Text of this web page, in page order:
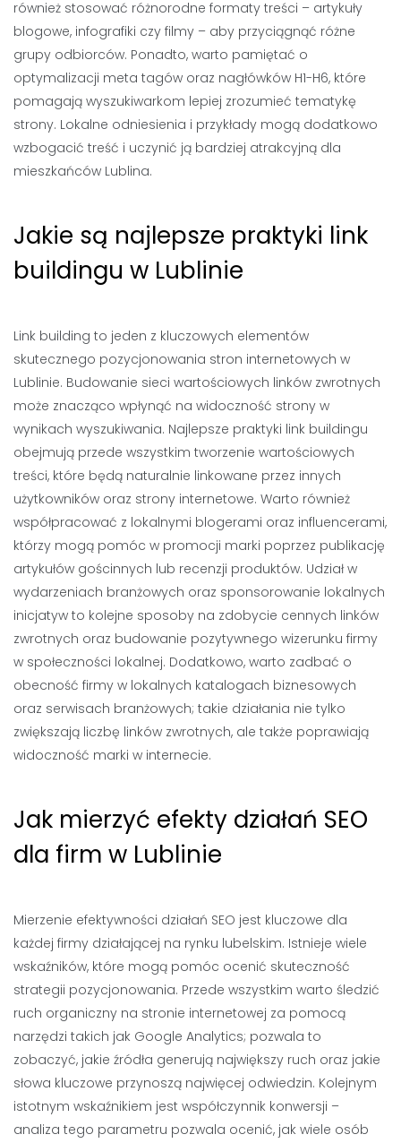
również stosować różnorodne formaty treści – artykuły
blogowe, infografiki czy filmy – aby przyciągnąć różne
grupy odbiorców. Ponadto, warto pamiętać o
optymalizacji meta tagów oraz nagłówków H1-H6, które
pomagają wyszukiwarkom lepiej zrozumieć tematykę
strony. Lokalne odniesienia i przykłady mogą dodatkowo
wzbogacić treść i uczynić ją bardziej atrakcyjną dla
mieszkańców Lublina.
Jakie są najlepsze praktyki link
buildingu w Lublinie
Link building to jeden z kluczowych elementów
skutecznego pozycjonowania stron internetowych w
Lublinie. Budowanie sieci wartościowych linków zwrotnych
może znacząco wpłynąć na widoczność strony w
wynikach wyszukiwania. Najlepsze praktyki link buildingu
obejmują przede wszystkim tworzenie wartościowych
treści, które będą naturalnie linkowane przez innych
użytkowników oraz strony internetowe. Warto również
współpracować z lokalnymi blogerami oraz influencerami,
którzy mogą pomóc w promocji marki poprzez publikację
artykułów gościnnych lub recenzji produktów. Udział w
wydarzeniach branżowych oraz sponsorowanie lokalnych
inicjatyw to kolejne sposoby na zdobycie cennych linków
zwrotnych oraz budowanie pozytywnego wizerunku firmy
w społeczności lokalnej. Dodatkowo, warto zadbać o
obecność firmy w lokalnych katalogach biznesowych
oraz serwisach branżowych; takie działania nie tylko
zwiększają liczbę linków zwrotnych, ale także poprawiają
widoczność marki w internecie.
Jak mierzyć efekty działań SEO
dla firm w Lublinie
Mierzenie efektywności działań SEO jest kluczowe dla
każdej firmy działającej na rynku lubelskim. Istnieje wiele
wskaźników, które mogą pomóc ocenić skuteczność
strategii pozycjonowania. Przede wszystkim warto śledzić
ruch organiczny na stronie internetowej za pomocą
narzędzi takich jak Google Analytics; pozwala to
zobaczyć, jakie źródła generują największy ruch oraz jakie
słowa kluczowe przynoszą najwięcej odwiedzin. Kolejnym
istotnym wskaźnikiem jest współczynnik konwersji –
analiza tego parametru pozwala ocenić, jak wiele osób